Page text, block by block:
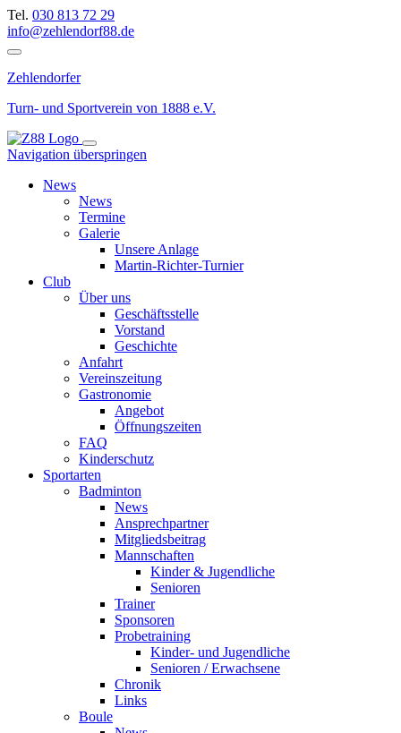
Tel. 030 813 72 29
info@zehlendorf88.de
Zehlendorfer
Turn- und Sportverein von 1888 e.V.
Navigation überspringen
News
News
Termine
Galerie
Unsere Anlage
Martin-Richter-Turnier
Club
Über uns
Geschäftsstelle
Vorstand
Geschichte
Anfahrt
Vereinszeitung
Gastronomie
Angebot
Öffnungszeiten
FAQ
Kinderschutz
Sportarten
Badminton
News
Ansprechpartner
Mitgliedsbeitrag
Mannschaften
Kinder & Jugendliche
Senioren
Trainer
Sponsoren
Probetraining
Kinder- und Jugendliche
Senioren / Erwachsene
Chronik
Links
Boule